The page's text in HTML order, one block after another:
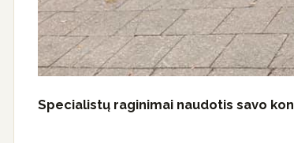
Specialistų raginimai naudotis savo